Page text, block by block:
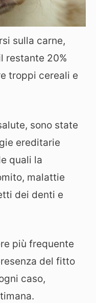
sulla carne,
restante 20%
troppi cereali e
sono state
ereditarie
quali la
malattie
dei denti e
più frequente
del fitto
caso,